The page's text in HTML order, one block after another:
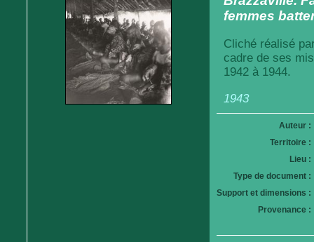
femmes
Cliché réalisé
cadre de ses
1942 à 1944.
1943
Auteur :
Territoire :
Lieu :
Type de document :
Support et dimensions :
Provenance :